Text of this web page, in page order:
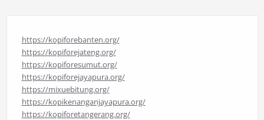
https://kopiforebanten.org/
https://kopiforejateng.org/
https://kopiforesumut.org/
https://kopiforejayapura.org/
https://mixuebitung.org/
https://kopikenanganjayapura.org/
https://kopiforetangerang.org/